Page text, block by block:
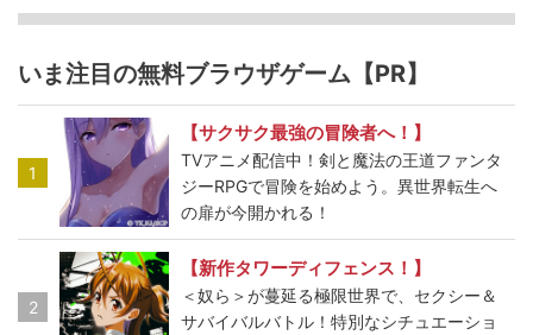
いま注目の無料ブラウザゲーム【PR】
1
【サクサク最強の冒険者へ！】
TVアニメ配信中！剣と魔法の王道ファンタ
ジーRPGで冒険を始めよう。異世界転生へ
の扉が今開かれる！
2
【新作タワーディフェンス！】
＜奴ら＞が蔓延る極限世界で、セクシー＆
サバイバルバトル！特別なシチュエーショ